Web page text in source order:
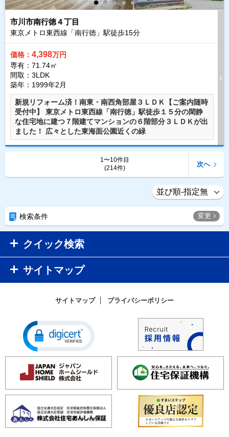
市川市南行徳４丁目
東京メトロ東西線「南行徳」駅徒歩15分
価格： 4,398万円
専有：71.74㎡
間取：3LDK
築年：1999年2月
新規リフォーム済！南東・南西角部屋３ＬＤＫ【ご案内随時
受付中】 東京メトロ東西線「南行徳」駅徒歩１５分の閑静
な住宅地に建つ７階建てマンションの６階部分３ＬＤＫが出
ました！ 広々とした東海面公園近くの緑
1〜10件目
(214件)
次へ
検索条件 変更
クイック検索
サイトマップ
サイトマップ プライバシーポリシー